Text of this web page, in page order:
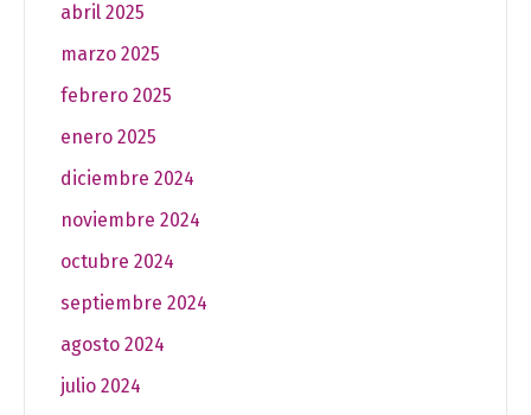
abril 2025
marzo 2025
febrero 2025
enero 2025
diciembre 2024
noviembre 2024
octubre 2024
septiembre 2024
agosto 2024
julio 2024